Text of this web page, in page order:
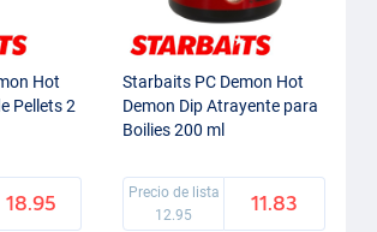
Hot
Pellets 2
18.95
Starbaits PC Demon Hot
Demon Dip Atrayente para
Boilies 200 ml
Precio de lista
12.95
11.83